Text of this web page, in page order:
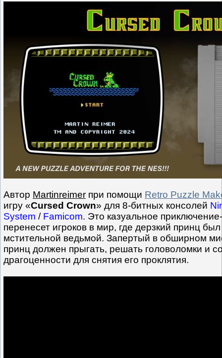
Автор Martinreimer при помощи Retro Puzzle
игру «Cursed Crown» для 8-битных консолей
System / Famicom. Это казуальное
перенесет игроков в мир, где дерзкий принц
мстительной ведьмой. Запертый в обширном
принц должен прыгать, решать головоломки и
драгоценности для снятия его проклятия.